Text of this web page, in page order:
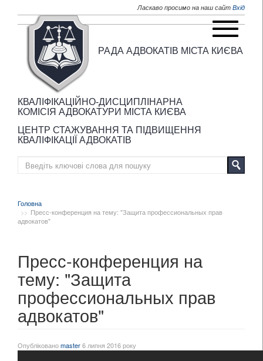
Ласкаво просимо на наш сайт Вхід
РАДА АДВОКАТІВ МІСТА КИЄВА
КВАЛІФІКАЦІЙНО-ДИСЦИПЛІНАРНА
КОМІСІЯ АДВОКАТУРИ МІСТА КИЄВА
ЦЕНТР СТАЖУВАННЯ ТА ПІДВИЩЕННЯ
КВАЛІФІКАЦІЇ АДВОКАТІВ
Головна
Пресс-конференция на тему: "Защита профессиональных прав
адвокатов"
Пресс-конференция на
тему: "Защита
профессиональных прав
адвокатов"
Опублікованоmaster6 липня 2016 року